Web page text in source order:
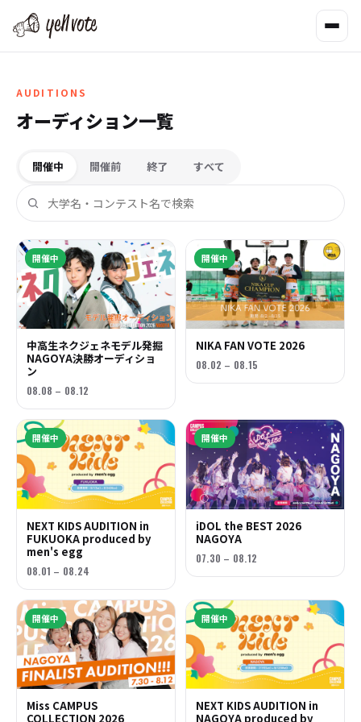
AUDITIONS
オーディション一覧
開催中 開催前 終了 すべて
開催中
中高生ネクジェネモデル発掘
NAGOYA決勝オーディショ
ン
08.08 – 08.12
開催中
NIKA FAN VOTE 2026
08.02 – 08.15
開催中
NEXT KIDS AUDITION in
FUKUOKA produced by
men's egg
08.01 – 08.24
開催中
iDOL the BEST 2026
NAGOYA
07.30 – 08.12
開催中
Miss CAMPUS
COLLECTION 2026
開催中
NEXT KIDS AUDITION in
NAGOYA produced by